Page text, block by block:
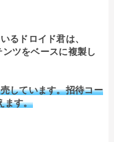
るドロイド君は、
ツをベースに複製し
しています。招待コー
ます。